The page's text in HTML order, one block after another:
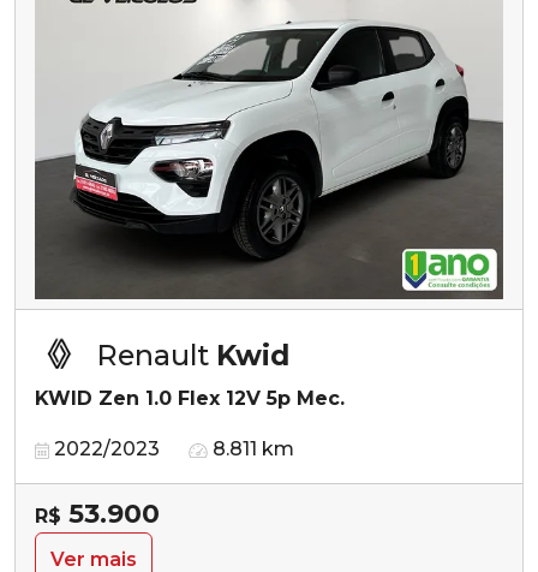
Renault Kwid
KWID Zen 1.0 Flex 12V 5p Mec.
2022/2023 8.811 km
R$ 53.900
Ver mais